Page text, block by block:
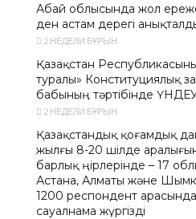
Абай облысында жол
ден астам дерегі
2 НЕДЕЛИ БҰРЫН
Қазақстан
туралы» Конституциялық
бабының тәртібінде
2 НЕДЕЛИ БҰРЫН
Қазақстандық қоғамдық
жылғы 8-20 шілде
барлық өңірлерінде – 17
Астана, Алматы және
1200 респондент
сауалнама жүргізді